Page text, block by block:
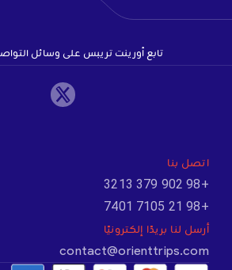
تابع أورينت تريبس على وسائل
اتصل بنا
+98 902 379 3213
+98 21 7105 7401
أرسل لنا بريدًا إلكترونيًا
contact@orienttrips.com